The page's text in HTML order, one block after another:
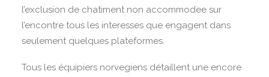
l’exclusion de chatiment non accommodee sur
l’encontre tous les interesses que engagent dans
seulement quelques plateformes.
Tous les équipiers norvegiens détaillent une encore